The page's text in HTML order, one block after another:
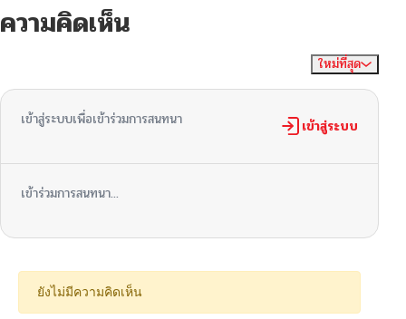
ตอนที่ 17
10/05/2024
ตอนที่ 15 10/05/2024
10/05/2024
ตอนที่ 12 10/05/2024
ความคิดเห็น
ใหม่ที่สุด
เข้าสู่ระบบเพื่อเข้าร่วมการสนทนา เข้าสู่ระบบ
เข้าร่วมการสนทนา...
ยังไม่มีความคิดเห็น